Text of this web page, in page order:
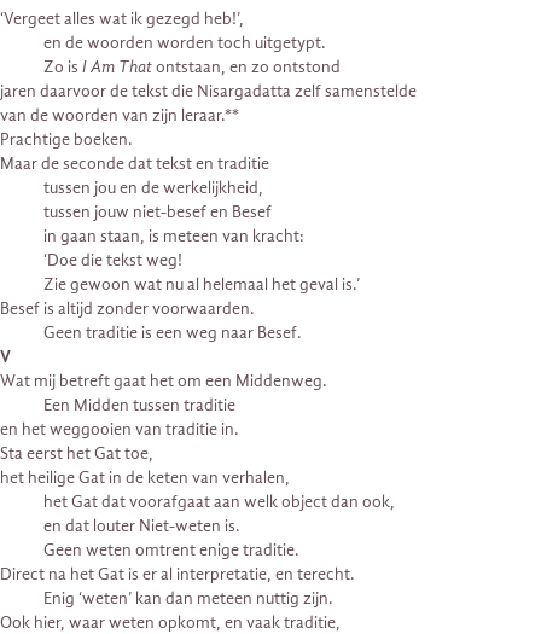
‘Vergeet alles wat ik gezegd heb!’,
en de woorden worden toch uitgetypt.
Zo is I Am Thatontstaan, en zo ontstond
jaren daarvoor de tekst die Nisargadatta zelf samenstelde
van de woorden van zijn leraar.**
Prachtige boeken.
Maar de seconde dat tekst en traditie
tussen jou en de werkelijkheid,
tussen jouw niet-besef en Besef
in gaan staan, is meteen van kracht:
‘Doe die tekst weg!
Zie gewoon wat nu al helemaal het geval is.’
Besef is altijd zonder voorwaarden.
Geen traditie is een weg naar Besef.
V
Wat mij betreft gaat het om een Middenweg.
Een Midden tussen traditie
en het weggooien van traditie in.
Sta eerst het Gat toe,
het heilige Gat in de keten van verhalen,
het Gat dat voorafgaat aan welk object dan ook,
en dat louter Niet-weten is.
Geen weten omtrent enige traditie.
Direct na het Gat is er al interpretatie, en terecht.
Enig ‘weten’ kan dan meteen nuttig zijn.
Ook hier, waar weten opkomt, en vaak traditie,